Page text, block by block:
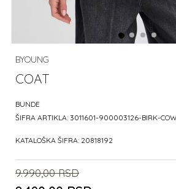
BYOUNG
COAT
BUNDE
ŠIFRA ARTIKLA: 3011601-900003126-BIRK-
KATALOŠKA ŠIFRA: 20818192
9.990,00 RSD